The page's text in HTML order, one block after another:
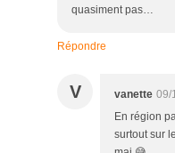
quasiment pas…
Répondre
V vanette 09/
En région
surtout sur